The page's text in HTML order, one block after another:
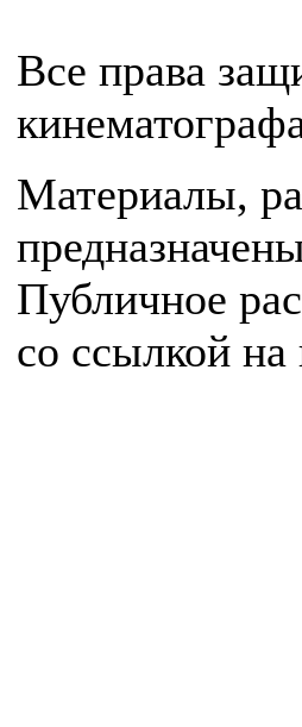
Все права
Материалы,
Публичное
со ссылкой